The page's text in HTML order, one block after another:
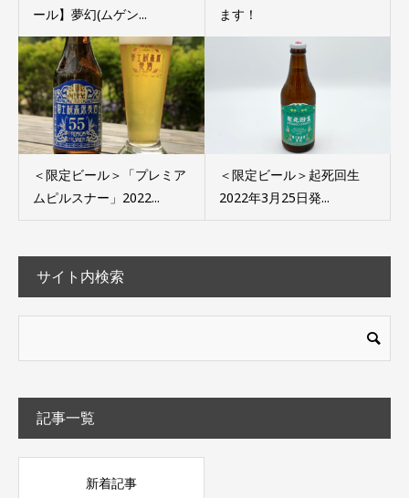
ール】夢幻(ムゲン... ます！
＜限定ビール＞「プレミア
ムピルスナー」2022...
＜限定ビール＞起死回生
2022年3月25日発...
サイト内検索
記事一覧
新着記事